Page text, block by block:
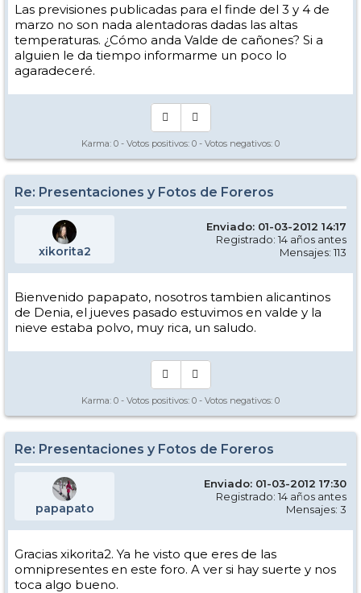
Las previsiones publicadas para el finde del 3 y 4 de
marzo no son nada alentadoras dadas las altas
temperaturas. ¿Cómo anda Valde de cañones? Si a
alguien le da tiempo informarme un poco lo
agaradeceré.
Karma: 0 - Votos positivos: 0 - Votos negativos: 0
Re: Presentaciones y Fotos de Foreros
xikorita2
Enviado: 01-03-2012 14:17
Registrado: 14 años antes
Mensajes: 113
Bienvenido papapato, nosotros tambien alicantinos
de Denia, el jueves pasado estuvimos en valde y la
nieve estaba polvo, muy rica, un saludo.
Karma: 0 - Votos positivos: 0 - Votos negativos: 0
Re: Presentaciones y Fotos de Foreros
papapato
Enviado: 01-03-2012 17:30
Registrado: 14 años antes
Mensajes: 3
Gracias xikorita2. Ya he visto que eres de las
omnipresentes en este foro. A ver si hay suerte y nos
toca algo bueno.